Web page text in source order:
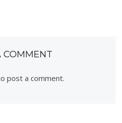
COMMENT
post a comment.